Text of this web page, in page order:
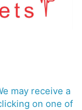
may receive a
on one of